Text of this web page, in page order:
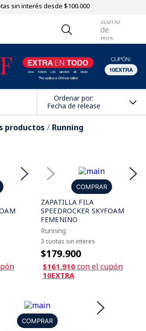
sin interés desde $100.000
Ordenar por
Fecha de release
productos Running
COMPRAR
ZAPATILLA FILA
SPEEDROCKER SKYFOAM
FEMENINO
Running
3 cuotas sin interes
$179.900
$161.910 con el cupón
10EXTRA
COMPRAR